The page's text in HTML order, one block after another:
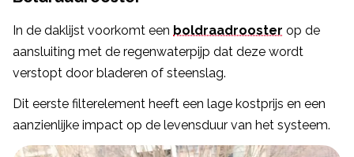
In de daklijst voorkomt een boldraadrooster op de
aansluiting met de regenwaterpijp dat deze wordt
verstopt door bladeren of steenslag.
Dit eerste filterelement heeft een lage kostprijs en een
aanzienlijke impact op de levensduur van het systeem.